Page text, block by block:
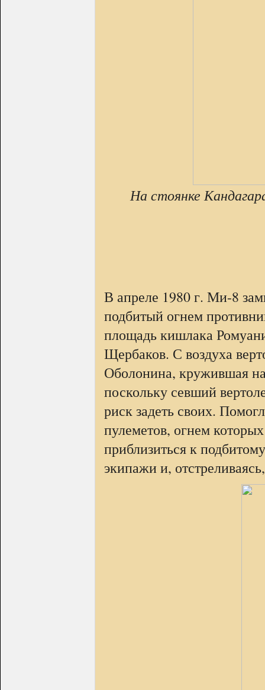
На стоянке
В апреле 1980 г. Ми-8
подбитый огнем
площадь кишлака
Щербаков. С воздуха
Оболонина, кружившая
поскольку севший
риск задеть своих.
пулеметов, огнем
приблизиться к
экипажи и,